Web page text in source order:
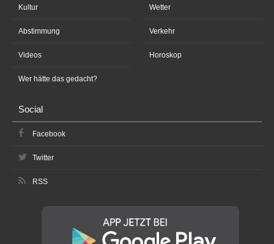
Kultur
Abstimmung
Videos
Wer hätte das gedacht?
Wetter
Verkehr
Horoskop
Social
Facebook
Twitter
RSS